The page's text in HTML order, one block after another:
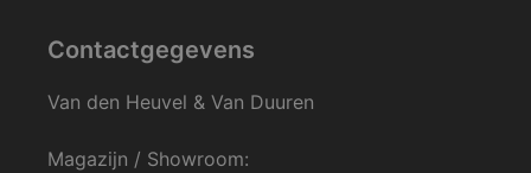
Contactgegevens
Van den Heuvel & Van Duuren
Magazijn / Showroom: